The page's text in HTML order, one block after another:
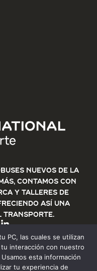
nuevos de la
contamos con
y talleres de
así una
transporte.
PC, las cuales se utilizan
interacción con nuestro
esta información
tu experiencia de